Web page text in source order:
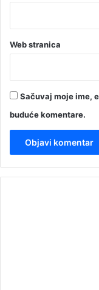
Web stranica
Sačuvaj moje ime,
buduće komentare.